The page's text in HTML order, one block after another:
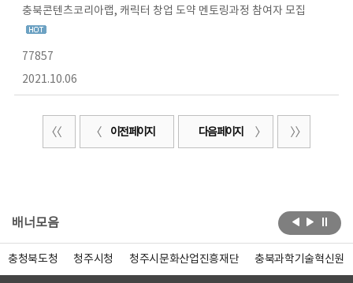
충북콘텐츠코리아랩, 캐릭터 창업 도약 멘토링과정 참여자 모집
77857
2021.10.06
이전 페이지 다음 페이지
배너모음
충청북도청 청주시청 청주시문화산업진흥재단 충북과학기술혁신원